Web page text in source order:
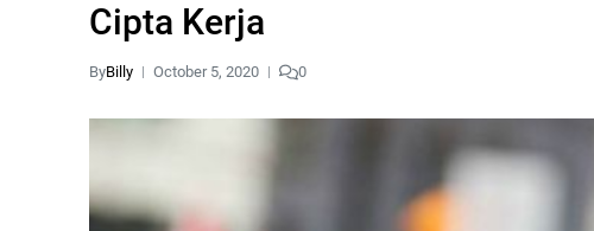
Cipta Kerja
ByBilly October 5, 2020 0